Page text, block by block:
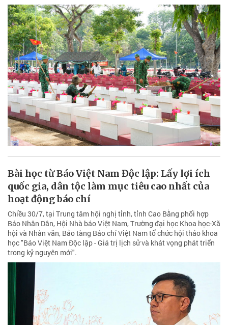
Bài học từ Báo Việt Nam Độc lập: Lấy lợi ích
quốc gia, dân tộc làm mục tiêu cao nhất của
hoạt động báo chí
Chiều 30/7, tại Trung tâm hội nghị tỉnh, tỉnh Cao Bằng phối hợp
Báo Nhân Dân, Hội Nhà báo Việt Nam, Trường đại học Khoa học-Xã
hội và Nhân văn, Bảo tàng Báo chí Việt Nam tổ chức hội thảo khoa
học "Báo Việt Nam Độc lập - Giá trị lịch sử và khát vọng phát triển
trong kỷ nguyên mới".